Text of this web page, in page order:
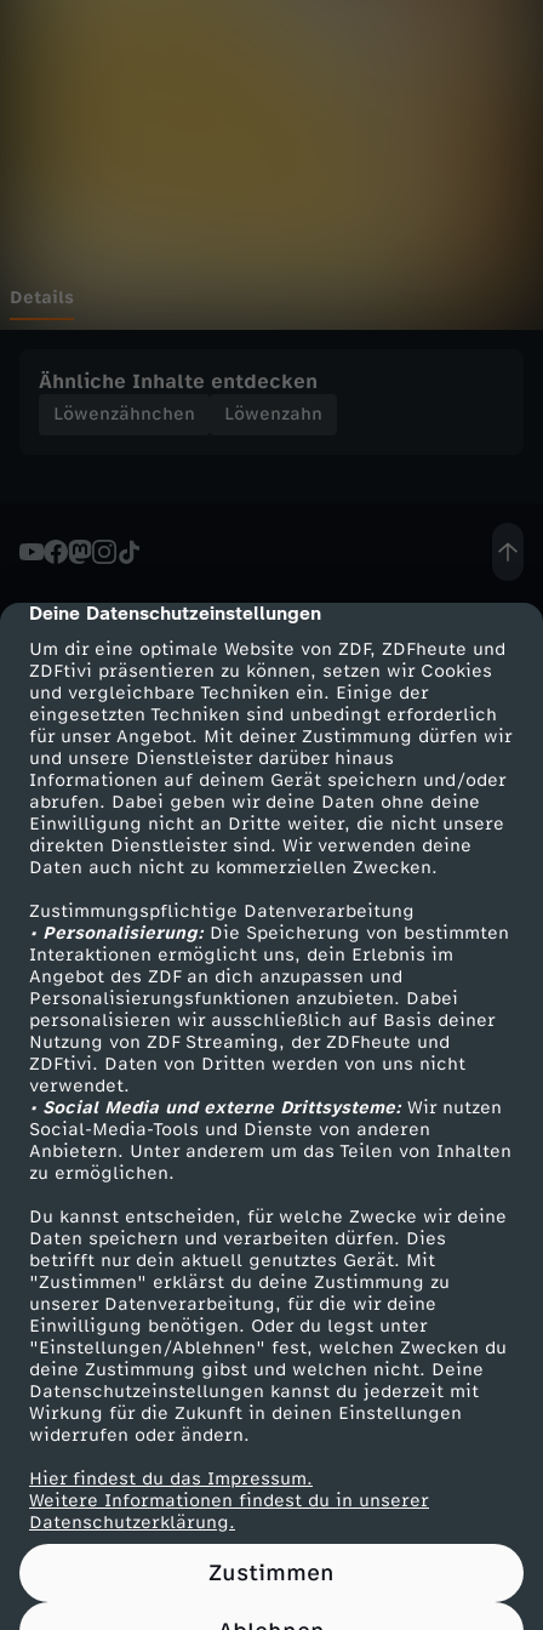
cmp-dialog-description
Deine Datenschutzeinstellungen
Um dir eine optimale Website von ZDF, ZDFheute und
ZDFtivi präsentieren zu können, setzen wir Cookies
und vergleichbare Techniken ein. Einige der
eingesetzten Techniken sind unbedingt erforderlich
für unser Angebot. Mit deiner Zustimmung dürfen wir
und unsere Dienstleister darüber hinaus
Informationen auf deinem Gerät speichern und/oder
abrufen. Dabei geben wir deine Daten ohne deine
Einwilligung nicht an Dritte weiter, die nicht unsere
direkten Dienstleister sind. Wir verwenden deine
Daten auch nicht zu kommerziellen Zwecken.
Zustimmungspflichtige Datenverarbeitung
• Personalisierung:Die Speicherung von bestimmten
Interaktionen ermöglicht uns, dein Erlebnis im
Angebot des ZDF an dich anzupassen und
Personalisierungsfunktionen anzubieten. Dabei
personalisieren wir ausschließlich auf Basis deiner
Nutzung von ZDF Streaming, der ZDFheute und
ZDFtivi. Daten von Dritten werden von uns nicht
verwendet.
• Social Media und externe Drittsysteme:Wir nutzen
Social-Media-Tools und Dienste von anderen
Anbietern. Unter anderem um das Teilen von Inhalten
zu ermöglichen.
Du kannst entscheiden, für welche Zwecke wir deine
Daten speichern und verarbeiten dürfen. Dies
betrifft nur dein aktuell genutztes Gerät. Mit
"Zustimmen" erklärst du deine Zustimmung zu
unserer Datenverarbeitung, für die wir deine
Einwilligung benötigen. Oder du legst unter
"Einstellungen/Ablehnen" fest, welchen Zwecken du
deine Zustimmung gibst und welchen nicht. Deine
Datenschutzeinstellungen kannst du jederzeit mit
Wirkung für die Zukunft in deinen Einstellungen
widerrufen oder ändern.
Hier findest du das Impressum.
Weitere Informationen findest du in unserer
Datenschutzerklärung.
Zustimmen
n
W
s
t
e
n
f
u
c
h
s
-
L
i
e
d
Details
Ähnliche Inhalte entdecken
Löwenzähnchen Löwenzahn
Mehr ZDF
ZDF-Apps
Smart TV
ZDFtext
Livestreams
Sendungen A-Z
TV-Programm
Service
ZDFmitreden
Kontakt zum ZDF
Tickets
Zuschauerservice
Hilfe
ZDF Unternehmen
Karriere
ZDF goes Schule
Werbefernsehen
Mainzelmännchen
Partner